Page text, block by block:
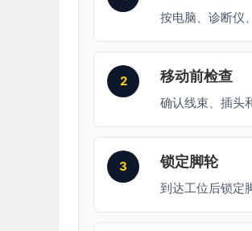
按电脑、诊断仪
2 移动前检查
确认线束、插头
3 锁定脚轮
到达工位后锁定